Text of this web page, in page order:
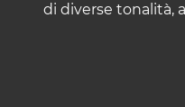
di diverse tonalità,